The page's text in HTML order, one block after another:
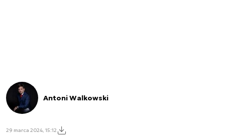
Antoni Walkowski
29 marca 2024, 15:12